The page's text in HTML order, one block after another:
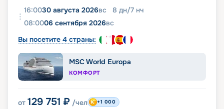
16:0030 августа 2026вс 8 дн/7 нч
08:0006 сентября 2026вс
Вы посетите 4 страны:
MSC World Europa
КОМФОРТ
от 129 751 ₽ /чел +1 000